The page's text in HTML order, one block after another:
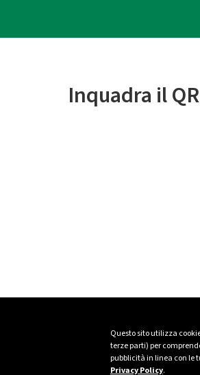
Questo sito utilizza
terze parti) per
pubblicità in linea con le
Privacy Policy.
Inquadra il